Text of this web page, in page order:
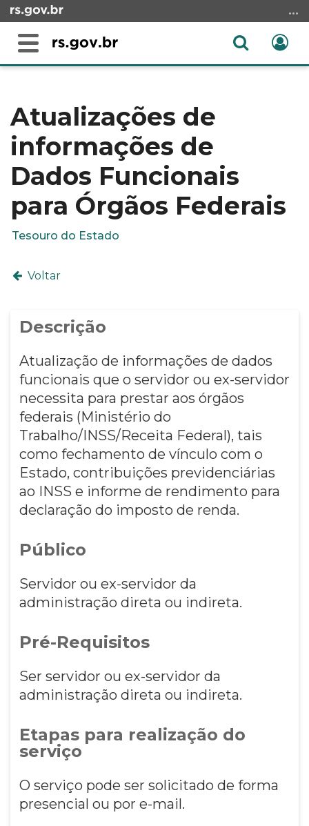
para
conteúdo
menu
para
busca
Alterna
Abrir
conteúdo
Atualizações de
informações de
Dados Funcionais
para Órgãos Federais
Tesouro do Estado
Voltar
Descrição
Atualização de informações de dados
funcionais que o servidor ou ex-servidor
necessita para prestar aos órgãos
federais (Ministério do
Trabalho/INSS/Receita Federal), tais
como fechamento de vínculo com o
Estado, contribuições previdenciárias
ao INSS e informe de rendimento para
declaração do imposto de renda.
Público
Servidor ou ex-servidor da
administração direta ou indireta.
Pré-Requisitos
Ser servidor ou ex-servidor da
administração direta ou indireta.
Etapas para realização do
serviço
O serviço pode ser solicitado de forma
presencial ou por e-mail.